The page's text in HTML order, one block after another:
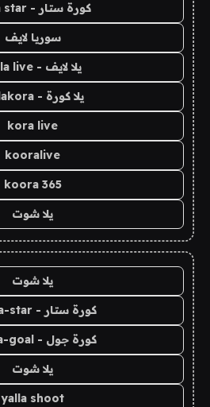
كورة ستار - kora star
سوريا لايف
يلا لايف - yalla live
يلا كورة - yallakora
kora live
kooralive
koora 365
يلا شوت
يلا شوت
كورة ستار - koora-star
كورة جول - koora-goal
يلا شوت
yalla shoot